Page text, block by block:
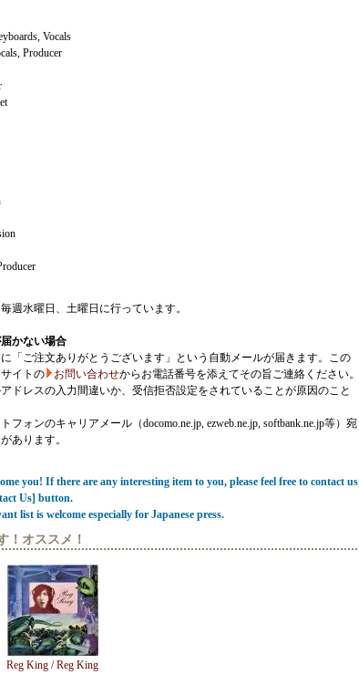
Vocals
Producer
週水曜日、土曜日に行っています。
かない場合
「ご注文ありがとうございます」という自動メールが届きます。この
イトの
お問い合わせからお電話番号を添えてその旨ご連絡ください。
ドレスの入力間違いか、受信拒否設定をされていることが原因のこと
フォンのキャリアメール（docomo.ne.jp, ezweb.ne.jp, softbank.ne.jp等）宛
あります。
you! If there are any interesting item to you, please feel free to contact us
Us] button.
list is welcome especially for Japanese press.
！オススメ！
Reg King / Reg King